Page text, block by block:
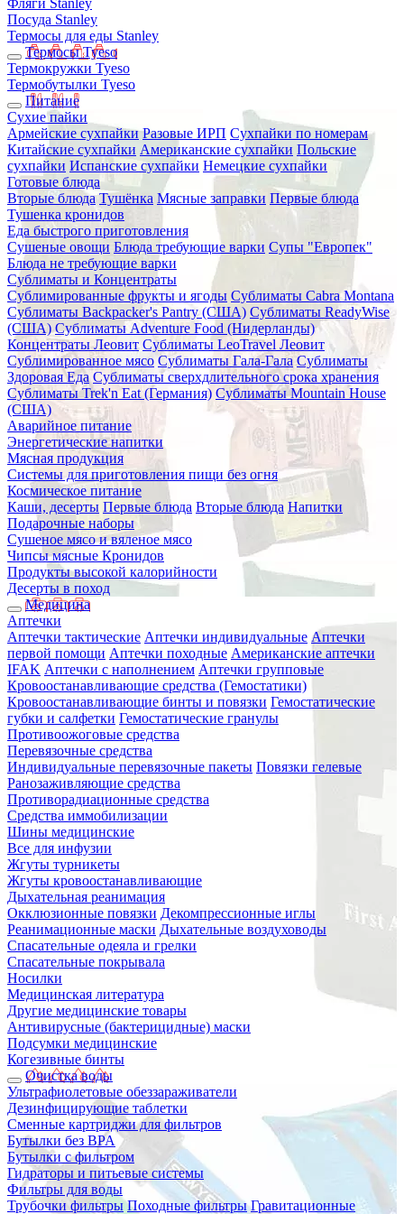
Фляги Stanley
Посуда Stanley
Термосы для еды Stanley
Термосы Tyeso
Термокружки Tyeso
Термобутылки Tyeso
Питание
Сухие пайки
Армейские сухпайки Разовые ИРП Сухпайки по номерам
Китайские сухпайки Американские сухпайки Польские
сухпайки Испанские сухпайки Немецкие сухпайки
Готовые блюда
Вторые блюда Тушёнка Мясные заправки Первые блюда
Тушенка кронидов
Еда быстрого приготовления
Сушеные овощи Блюда требующие варки Супы "Европек"
Блюда не требующие варки
Сублиматы и Концентраты
Сублимированные фрукты и ягоды Сублиматы Cabra Montana
Сублиматы Backpacker's Pantry (США) Сублиматы ReadyWise
(США) Сублиматы Adventure Food (Нидерланды)
Концентраты Леовит Сублиматы LeoTravel Леовит
Сублимированное мясо Сублиматы Гала-Гала Сублиматы
Здоровая Еда Сублиматы сверхдлительного срока хранения
Сублиматы Trek'n Eat (Германия) Сублиматы Mountain House
(США)
Аварийное питание
Энергетические напитки
Мясная продукция
Системы для приготовления пищи без огня
Космическое питание
Каши, десерты Первые блюда Вторые блюда Напитки
Подарочные наборы
Сушеное мясо и вяленое мясо
Чипсы мясные Кронидов
Продукты высокой калорийности
Десерты в поход
Медицина
Аптечки
Аптечки тактические Аптечки индивидуальные Аптечки
первой помощи Аптечки походные Американские аптечки
IFAK Аптечки с наполнением Аптечки групповые
Кровоостанавливающие средства (Гемостатики)
Кровоостанавливающие бинты и повязки Гемостатические
губки и салфетки Гемостатические гранулы
Противоожоговые средства
Перевязочные средства
Индивидуальные перевязочные пакеты Повязки гелевые
Ранозаживляющие средства
Противорадиационные средства
Средства иммобилизации
Шины медицинские
Все для инфузии
Жгуты турникеты
Жгуты кровоостанавливающие
Дыхательная реанимация
Окклюзионные повязки Декомпрессионные иглы
Реанимационные маски Дыхательные воздуховоды
Спасательные одеяла и грелки
Спасательные покрывала
Носилки
Медицинская литература
Другие медицинские товары
Антивирусные (бактерицидные) маски
Подсумки медицинские
Когезивные бинты
Очистка воды
Ультрафиолетовые обеззараживатели
Дезинфицирующие таблетки
Сменные картриджи для фильтров
Бутылки без BPA
Бутылки с фильтром
Гидраторы и питьевые системы
Фильтры для воды
Трубочки фильтры Походные фильтры Гравитационные